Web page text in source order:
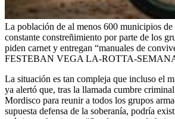
La población de al menos 600 municipios
constante constreñimiento por parte de los
piden carnet y entregan “manuales de
FESTEBAN VEGA LA-ROTTA-
La situación es tan compleja que incluso el
ya alertó que, tras la llamada cumbre
Mordisco para reunir a todos los grupos
supuesta defensa de la soberanía, podría